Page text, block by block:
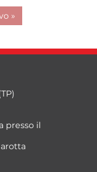
»
presso il